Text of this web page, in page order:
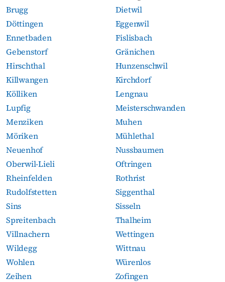
Brugg
Dietwil
Döttingen
Eggenwil
Ennetbaden
Fislisbach
Gebenstorf
Gränichen
Hirschthal
Hunzenschwil
Killwangen
Kirchdorf
Kölliken
Lengnau
Lupfig
Meisterschwanden
Menziken
Muhen
Möriken
Mühlethal
Neuenhof
Nussbaumen
Oberwil-Lieli
Oftringen
Rheinfelden
Rothrist
Rudolfstetten
Siggenthal
Sins
Sisseln
Spreitenbach
Thalheim
Villnachern
Wettingen
Wildegg
Wittnau
Wohlen
Würenlos
Zeihen
Zofingen